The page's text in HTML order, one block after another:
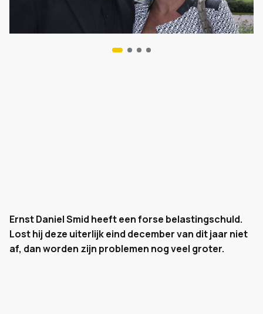
Ernst Daniel Smid heeft een forse belastingschuld.
Lost hij deze uiterlijk eind december van dit jaar niet
af, dan worden zijn problemen nog veel groter.